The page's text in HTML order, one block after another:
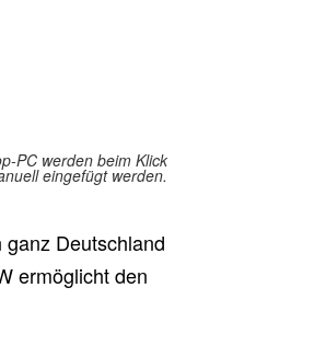
PC werden beim Klick
eingefügt werden.
Deutschland
ermöglicht den